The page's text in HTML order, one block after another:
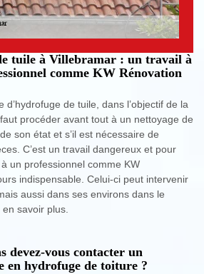
tuile à Villebramar : un travail à
comme KW Rénovation
d’hydrofuge de tuile, dans l’objectif de la
procéder avant tout à un nettoyage de
son état et s’il est nécessaire de
C’est un travail dangereux et pour
un professionnel comme KW
indispensable. Celui-ci peut intervenir
aussi dans ses environs dans le
savoir plus.
devez-vous contacter un
en hydrofuge de toiture ?